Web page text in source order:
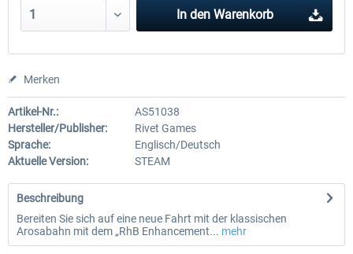
In den Warenkorb
Merken
Artikel-Nr.:
AS51038
Hersteller/Publisher:
Rivet Games
Sprache:
Englisch/Deutsch
Aktuelle Version:
STEAM
Beschreibung
Bereiten Sie sich auf eine neue Fahrt mit der klassischen
Arosabahn mit dem „RhB Enhancement... mehr